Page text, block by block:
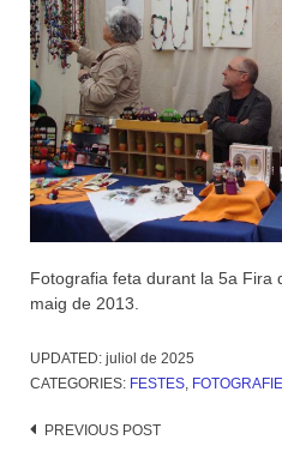
Fotografia feta durant la 5a Fira
maig de 2013.
UPDATED: juliol de 2025
CATEGORIES: FESTES,
Post
PREVIOUS POST